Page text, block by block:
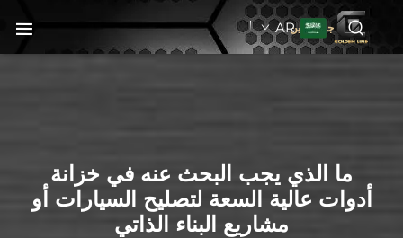
جولدنبلاينAR
ما الذي يجب البحث عنه في خزانة
أدوات عالية السعة لتصليح السيارات أو
مشاريع البناء الذاتي